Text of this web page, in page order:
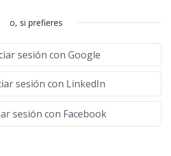
o, si prefieres
sesión con Google
sesión con LinkedIn
sesión con Facebook